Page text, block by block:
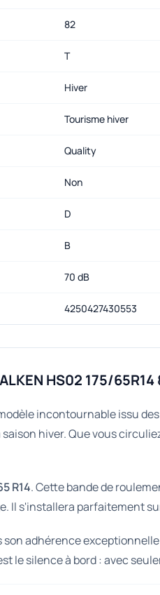
82
T
Hiver
Tourisme hiver
Quality
Non
D
B
70 dB
4250427430553
HS02 175/65R14
incontournable issu
hiver. Que vous
R14. Cette bande de
Il s'installera parfaitement
son adhérence
le silence à bord : avec